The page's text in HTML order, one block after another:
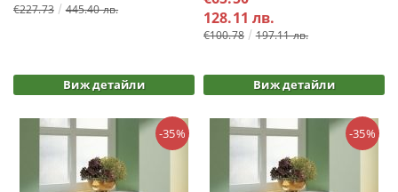
€227.73 445.40 лв.
Виж детайли
128.11 лв.
€100.78 197.11 лв.
Виж детайли
-35% -35%